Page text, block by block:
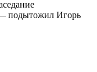
— подытожил Игорь